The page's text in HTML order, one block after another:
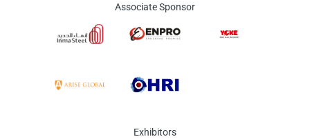
Associate Sponsor
Exhibitors